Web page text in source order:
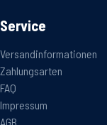
Service
Versandinformationen
Zahlungsarten
FAQ
Impressum
AGB